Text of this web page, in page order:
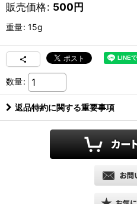
販売価格: 500円
重量: 15g
数量:
返品特約に関する重要事項